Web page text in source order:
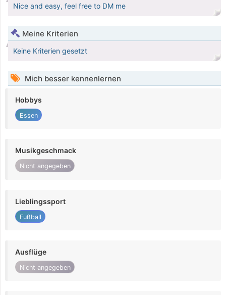
Nice and easy, feel free to DM me
Meine Kriterien
Keine Kriterien gesetzt
Mich besser kennenlernen
Hobbys
Essen
Musikgeschmack
Nicht angegeben
Lieblingssport
Fußball
Ausflüge
Nicht angegeben